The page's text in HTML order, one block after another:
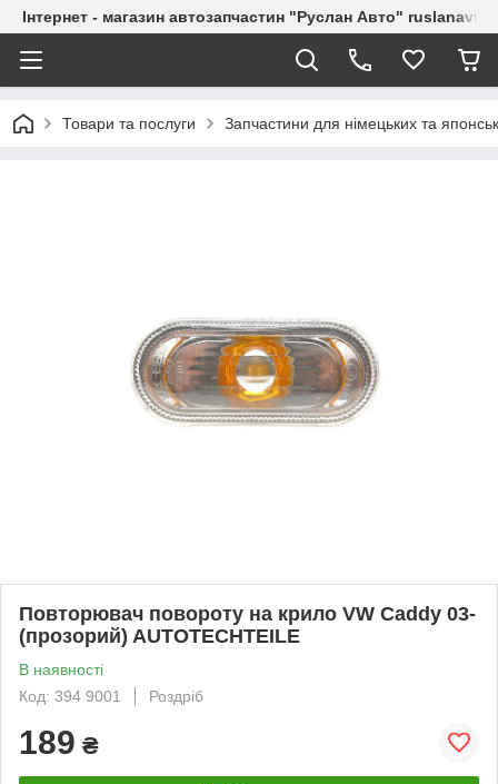
Інтернет - магазин автозапчастин "Руслан Авто"
Товари та послуги Запчастини для німецьких та
Повторювач повороту на крило VW Caddy 03-
(прозорий) AUTOTECHTEILE
В наявності
Код: 394 9001
Роздріб
189 ₴